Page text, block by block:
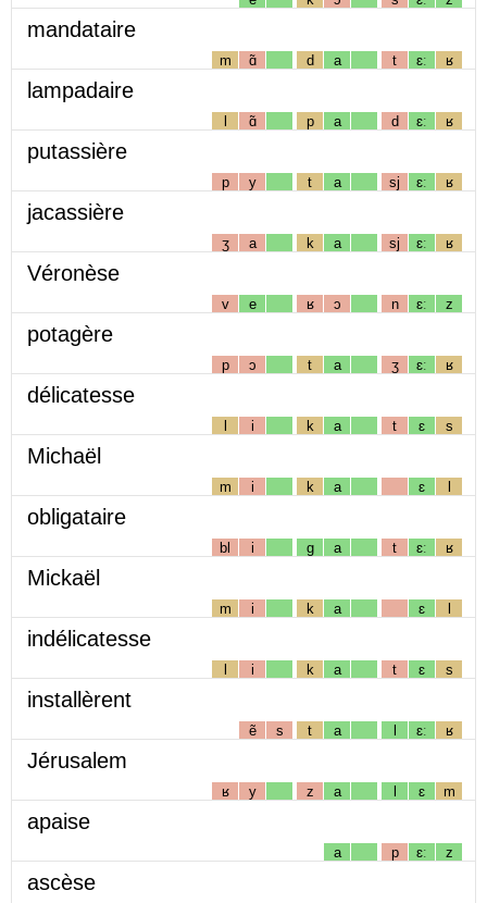
mandataire
m ɑ̃ d a t ɛː ʁ
lampadaire
l ɑ̃ p a d ɛː ʁ
putassière
p y t a sj ɛː ʁ
jacassière
ʒ a k a sj ɛː ʁ
Véronèse
v e ʁ ɔ n ɛː z
potagère
p ɔ t a ʒ ɛː ʁ
délicatesse
l i k a t ɛ s
Michaël
m i k a ɛ l
obligataire
bl i g a t ɛː ʁ
Mickaël
m i k a ɛ l
indélicatesse
l i k a t ɛ s
installèrent
ẽ s t a l ɛː ʁ
Jérusalem
ʁ y z a l ɛ m
apaise
a p ɛː z
ascèse